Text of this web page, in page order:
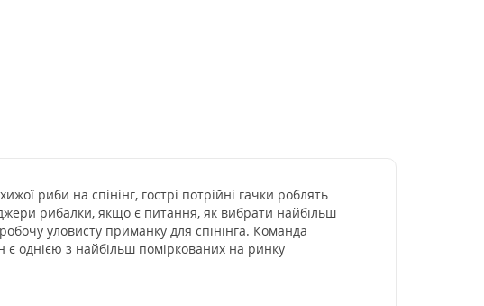
риби на спінінг, гострі потрійні гачки роблять
рибалки, якщо є питання, як вибрати найбільш
уловисту приманку для спінінга. Команда
однією з найбільш поміркованих на ринку